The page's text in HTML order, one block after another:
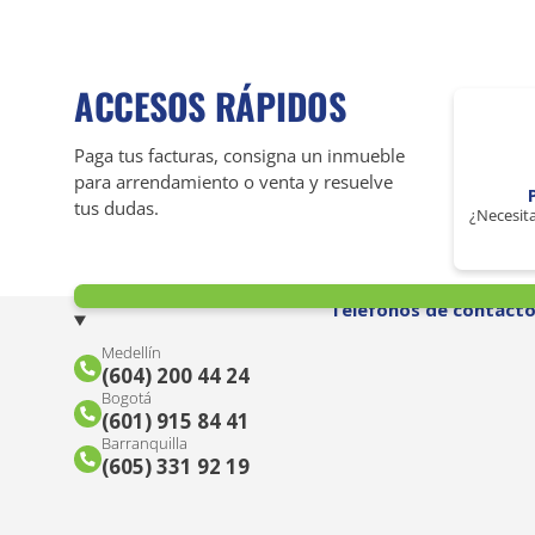
ACCESOS RÁPIDOS
Paga tus facturas, consigna un inmueble
para arrendamiento o venta y resuelve
tus dudas.
Teléfonos de contacto
Medellín
(604) 200 44 24
Bogotá
(601) 915 84 41
Barranquilla
(605) 331 92 19